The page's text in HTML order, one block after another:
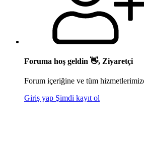
Foruma hoş geldin 👋, Ziyaretçi
Forum içeriğine ve tüm
Giriş yap Şimdi kayıt ol